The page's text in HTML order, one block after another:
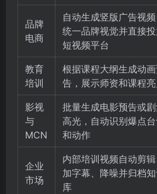
品牌
电商
自动生成竖版广告视频
统一品牌视觉并直接
短视频平台
教育
培训
根据课程大纲生成动
告，展示师资和课程
影视
与
MCN
批量生成电影预告或
高光，自动识别爆点
和动作
企业
市场
内部培训视频自动剪辑
加字幕、降噪并归档
库